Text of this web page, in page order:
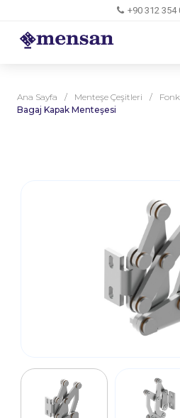
+90 312 354
Ana Sayfa / Menteşe Çeşitleri /
Bagaj Kapak Menteşesi